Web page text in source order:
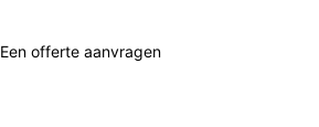
Een offerte aanvragen